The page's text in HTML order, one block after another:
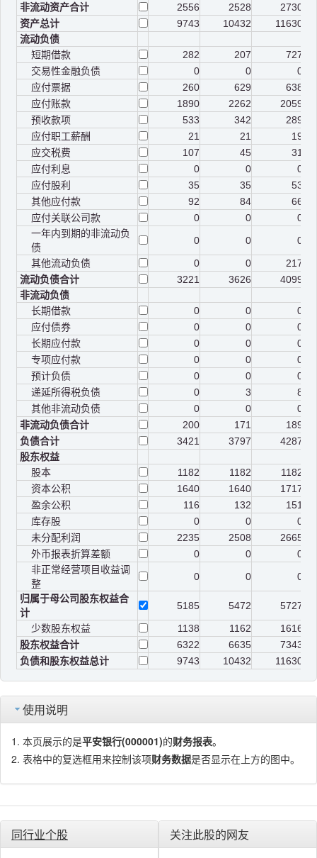
非流动资产合计
2556 2528
2730
资产总计
9743 10432
11630
流动负债
短期借款
282 207
727
交易性金融负债
0 0
0
应付票据
260 629
638
应付账款
1890 2262
2059
预收款项
533 342
289
应付职工薪酬
21 21
19
应交税费
107 45
31
应付利息
0 0
0
应付股利
35 35
53
其他应付款
92 84
66
应付关联公司款
0 0
0
一年内到期的非流动负
债
0 0
0
其他流动负债
0 0
217
流动负债合计
3221 3626
4099
非流动负债
长期借款
0 0
0
应付债券
0 0
0
长期应付款
0 0
0
专项应付款
0 0
0
预计负债
0 0
0
递延所得税负债
0 3
8
其他非流动负债
0 0
0
非流动负债合计
200 171
189
负债合计
3421 3797
4287
股东权益
股本
1182 1182
1182
资本公积
1640 1640
1717
盈余公积
116 132
151
库存股
0 0
0
未分配利润
2235 2508
2665
外币报表折算差额
0 0
0
非正常经营项目收益调
整
0 0
0
归属于母公司股东权益合
计
5185 5472
5727
少数股东权益
1138 1162
1616
股东权益合计
6322 6635
7343
负债和股东权益总计
9743 10432 11630
使用说明
本页展示的是平安银行(000001)的财务报表。
表格中的复选框用来控制该项财务数据是否显示在上方的图中。
同行业个股 关注此股的网友